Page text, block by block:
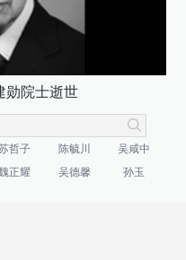
勋院士逝世
哲子 陈毓川
吴咸中
正耀 吴德馨 孙玉